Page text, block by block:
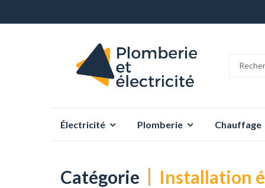
Électricité Plomberie Chauffage
Catégorie Installation